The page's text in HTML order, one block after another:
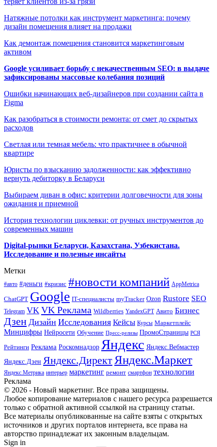
Натяжные потолки как инструмент маркетинга: почему
дизайн помещения влияет на продажи
Как демонтаж помещения становится маркетинговым
активом
Google усиливает борьбу с некачественным SEO: в выдаче
зафиксированы массовые колебания позиций
Ошибки начинающих веб-дизайнеров при создании сайта в
Figma
Как разобраться в стоимости ремонта: от смет до скрытых
расходов
Светлая или темная мебель: что практичнее в обычной
квартире
Юристы по взысканию задолженности: как эффективно
вернуть дебиторку в Беларуси
Выбираем диван в офис: критерии долговечности для зоны
ожидания и приемной
История технологии циклевки: от ручных инструментов до
современных машин
Digital-рынки Беларуси, Казахстана, Узбекистана.
Исследование и полезные инсайты
Метки
#авто #деньги #кризис #новости компаний AppMetrica
ChatGPT Google IT-специалисты myTracker Ozon Rustore SEO
Telegram VK VK Реклама Wildberries YandexGPT Авито Бизнес
Дзен Дизайн Исследования Кейсы Курсы Маркетплейс
Минцифры Нейросети Обучение Пресс-релизы ПромоСтраницы РСЯ
Рейтинги Реклама Роскомнадзор Яндекс Яндекс.Вебмастер
Яндекс.Дзен Яндекс.ДиректЯндекс.Маркет
Яндекс.Метрика интерьер маркетинг ремонт смартфон технологии
Реклама
© 2026 - Новый маркетинг. Все права защищены.
Любое копирование материалов с нашего ресурса разрешается
только с обратной активной ссылкой на страницу статьи.
Все материалы опубликованные на сайте взяты с открытых
источников и других порталов интернета, все права на
авторство принадлежат их законным владельцам.
Sign in